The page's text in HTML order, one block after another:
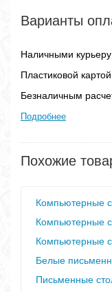
Варианты
Наличными курьеру
Пластиковой картой
Безналичным
Подробнее
Похожие
Компьютерные
Компьютерные
Компьютерные
Белые
Письменные